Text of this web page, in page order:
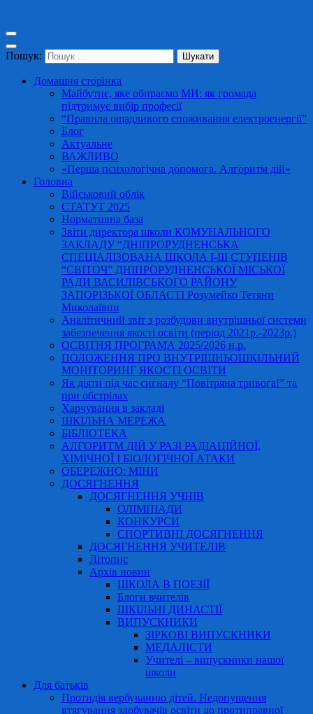
Пошук:
Домашня сторінка
Майбутнє, яке обираємо МИ: як громада
підтримує вибір професії
“Правила ощадливого споживання електроенергії”
Блог
Актуальне
ВАЖЛИВО
«Перша психологічна допомога. Алгоритм дій»
Головна
Військовий облік
СТАТУТ 2025
Нормативна база
Звіти директора школи КОМУНАЛЬНОГО
ЗАКЛАДУ “ДНІПРОРУДНЕНСЬКА
СПЕЦІАЛІЗОВАНА ШКОЛА І-ІІІ СТУПЕНІВ
“СВІТОЧ” ДНІПРОРУДНЕНСЬКОЇ МІСЬКОЇ
РАДИ ВАСИЛІВСЬКОГО РАЙОНУ
ЗАПОРІЗЬКОЇ ОБЛАСТІ Розумейко Тетяни
Миколаївни
Аналітичний звіт з розбудови внутрішньої системи
забезпечення якості освіти (період 2021р.-2023р.)
ОСВІТНЯ ПРОГРАМА 2025/2026 н.р.
ПОЛОЖЕННЯ ПРО ВНУТРІШНЬОШКІЛЬНИЙ
МОНІТОРИНГ ЯКОСТІ ОСВІТИ
Як діяти під час сигналу “Повітряна тривога!” та
при обстрілах
Харчування в закладі
ШКІЛЬНА МЕРЕЖА
БІБЛІОТЕКА
АЛГОРИТМ ДІЙ У РАЗІ РАДІАЦІЙНОЇ,
ХІМІЧНОЇ І БІОЛОГІЧНОЇ АТАКИ
ОБЕРЕЖНО: МІНИ
ДОСЯГНЕННЯ
ДОСЯГНЕННЯ УЧНІВ
ОЛІМПІАДИ
КОНКУРСИ
СПОРТИВНІ ДОСЯГНЕННЯ
ДОСЯГНЕННЯ УЧИТЕЛІВ
Літопис
Архів новин
ШКОЛА В ПОЕЗІЇ
Блоги вчителів
ШКІЛЬНІ ДИНАСТІЇ
ВИПУСКНИКИ
ЗІРКОВІ ВИПУСКНИКИ
МЕДАЛІСТИ
Учителі – випускники нашої
школи
Для батьків
Протидія вербуванню дітей. Недопущення
втягування здобувачів освіти до протиправної